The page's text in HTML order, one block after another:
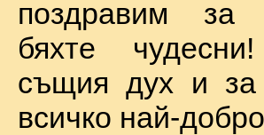
поздравим за
бяхте
същия дух и
всичко най-